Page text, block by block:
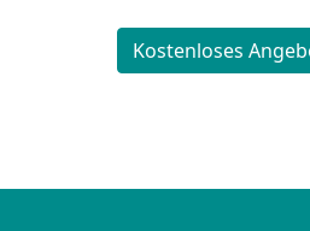
Kostenloses